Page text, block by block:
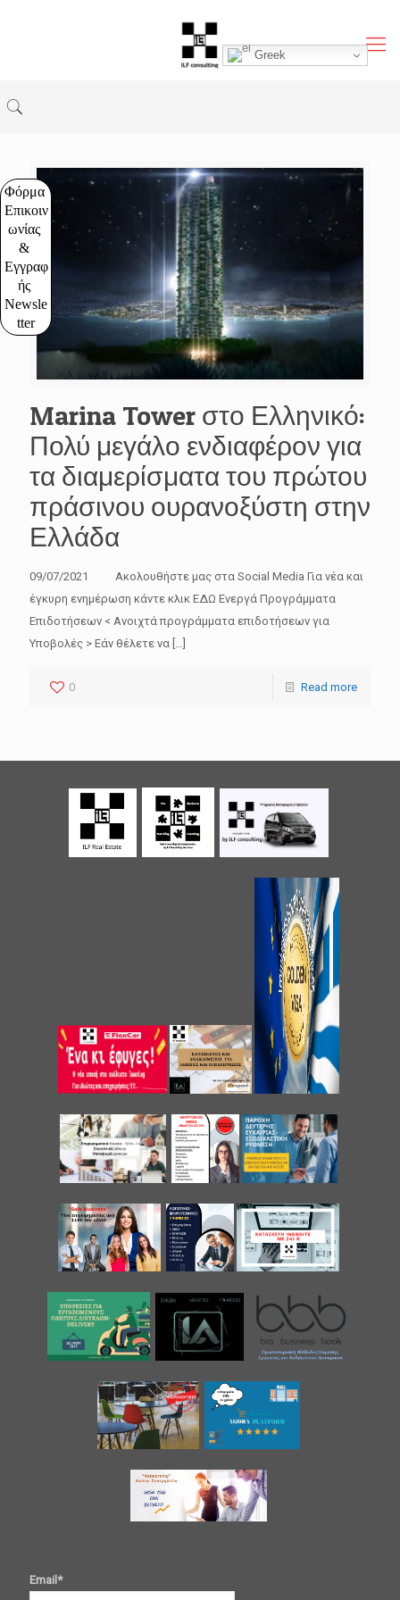
Φόρμα
Επικοιν
ωνίας
&
Εγγραφ
ής
Newsle
tter
Marina Tower στο Ελληνικό:
Πολύ μεγάλο ενδιαφέρον για
τα διαμερίσματα του πρώτου
πράσινου ουρανοξύστη στην
Ελλάδα
09/07/2021 Ακολουθήστε μας στα Social Media Για νέα και
έγκυρη ενημέρωση κάντε κλικ ΕΔΩ Ενεργά Προγράμματα
Επιδοτήσεων < Ανοιχτά προγράμματα επιδοτήσεων για
Υποβολές > Εάν θέλετε να […]
0 Read more
Email*
Greek